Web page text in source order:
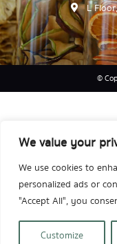
We value your
We use cookies to
personalized ads or
"Accept All", you
Customize
L
©